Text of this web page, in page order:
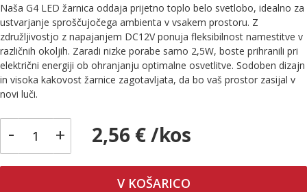
Naša G4 LED žarnica oddaja prijetno toplo belo svetlobo, idealno za
ustvarjanje sproščujočega ambienta v vsakem prostoru. Z
združljivostjo z napajanjem DC12V ponuja fleksibilnost namestitve v
različnih okoljih. Zaradi nizke porabe samo 2,5W, boste prihranili pri
električni energiji ob ohranjanju optimalne osvetlitve. Sodoben dizajn
in visoka kakovost žarnice zagotavljata, da bo vaš prostor zasijal v
novi luči.
- + 2,56 € /kos
V KOŠARICO